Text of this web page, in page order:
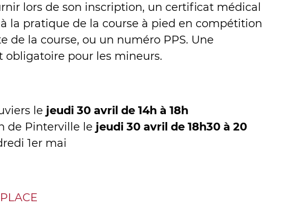
lors de son inscription, un certificat médical
la pratique de la course à pied en compétition
de la course, ou un numéro PPS. Une
obligatoire pour les mineurs.
le jeudi 30 avril de 14h à 18h
de Pinterville le jeudi 30 avril de 18h30 à 20
1er mai